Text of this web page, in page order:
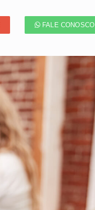
FALE CONOSCO